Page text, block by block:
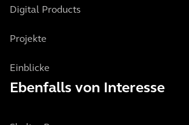
Digital Products
Projekte
Einblicke
Ebenfalls von Interesse